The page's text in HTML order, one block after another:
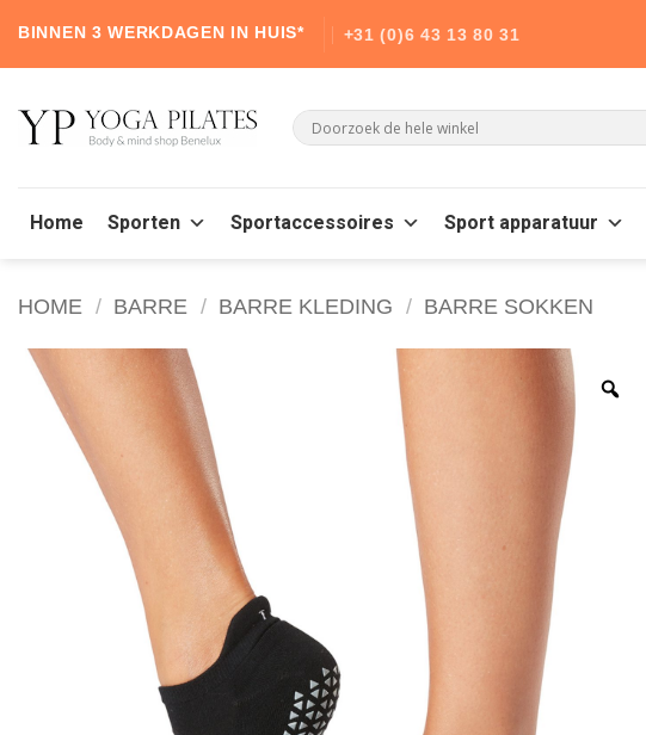
content
BINNEN 3 WERKDAGEN IN HUIS* +31 (0)6 43 13 80 31
Home Sporten Sportaccessoires Sport apparatuur
HOME / BARRE / BARRE KLEDING / BARRE SOKKEN